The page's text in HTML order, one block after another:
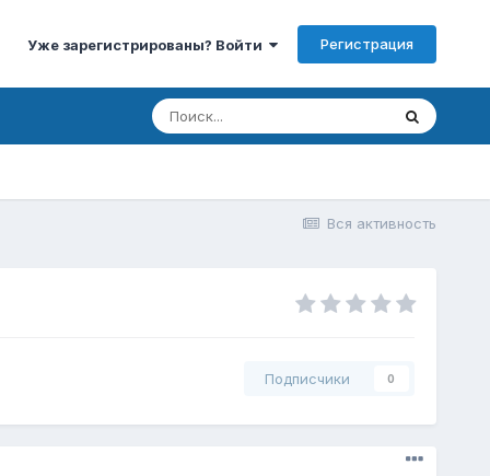
Уже зарегистрированы? Войти Регистрация
Вся активность
Подписчики 0